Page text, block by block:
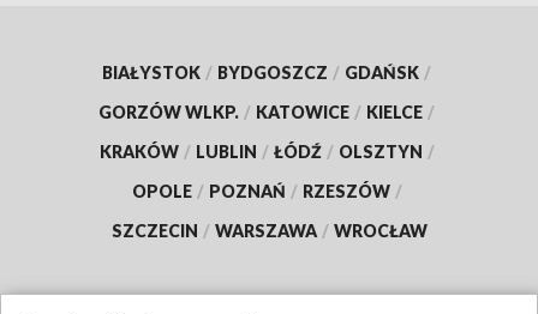
BIAŁYSTOK / BYDGOSZCZ / GDAŃSK /
GORZÓW WLKP. / KATOWICE / KIELCE /
KRAKÓW / LUBLIN / ŁÓDŹ / OLSZTYN /
OPOLE / POZNAŃ / RZESZÓW /
SZCZECIN / WARSZAWA / WROCŁAW